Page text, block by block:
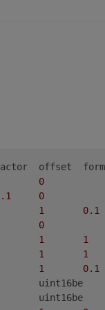
die Holdingregister
0
0
1 0.1
0
1 1
1 1
1 0.1